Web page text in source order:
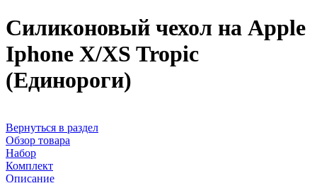
Силиконовый чехол на Apple
Iphone X/XS Tropic
(Единороги)
Вернуться в раздел
Обзор товара
Набор
Комплект
Описание